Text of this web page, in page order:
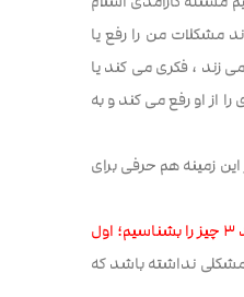
مشکلات من را رفع یا
زند ، فکری می کند یا
از او رفع می کند و به
زمینه هم حرفی برای
برای داشتن یک زندگی خوب ما باید ۳ چیز را بشناسیم؛ اول
مشکلی نداشته باشد که